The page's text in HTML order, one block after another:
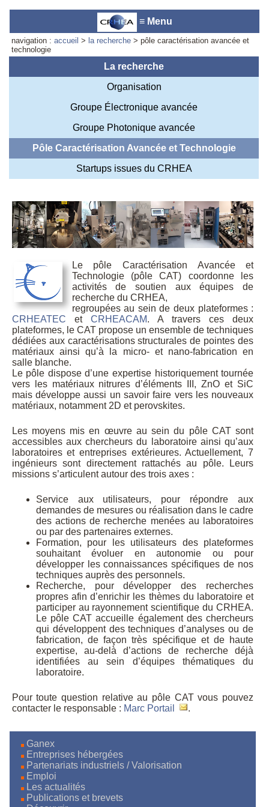
≡ Menu
navigation :accueil > la recherche > pôle caractérisation avancée et
technologie
La recherche
Organisation
Groupe Électronique avancée
Groupe Photonique avancée
Pôle Caractérisation Avancée et Technologie
Startups issues du CRHEA
Le pôle Caractérisation Avancée et
Technologie (pôle CAT) coordonne les
activités de soutien aux équipes de
recherche du CRHEA,
regroupées au sein de deux plateformes :
CRHEATEC et CRHEACAM. A travers ces deux
plateformes, le CAT propose un ensemble de techniques
dédiées aux caractérisations structurales de pointes des
matériaux ainsi qu’à la micro- et nano-fabrication en
salle blanche.
Le pôle dispose d’une expertise historiquement tournée
vers les matériaux nitrures d’éléments III, ZnO et SiC
mais développe aussi un savoir faire vers les nouveaux
matériaux, notamment 2D et perovskites.
Les moyens mis en œuvre au sein du pôle CAT sont
accessibles aux chercheurs du laboratoire ainsi qu’aux
laboratoires et entreprises extérieures. Actuellement, 7
ingénieurs sont directement rattachés au pôle. Leurs
missions s’articulent autour des trois axes :
Service aux utilisateurs, pour répondre aux
demandes de mesures ou réalisation dans le cadre
des actions de recherche menées au laboratoires
ou par des partenaires externes.
Formation, pour les utilisateurs des plateformes
souhaitant évoluer en autonomie ou pour
développer les connaissances spécifiques de nos
techniques auprès des personnels.
Recherche, pour développer des recherches
propres afin d’enrichir les thèmes du laboratoire et
participer au rayonnement scientifique du CRHEA.
Le pôle CAT accueille également des chercheurs
qui développent des techniques d’analyses ou de
fabrication, de façon très spécifique et de haute
expertise, au-delà d’actions de recherche déjà
identifiées au sein d’équipes thématiques du
laboratoire.
Pour toute question relative au pôle CAT vous pouvez
contacter le responsable : Marc Portail .
Ganex
Entreprises hébergées
Partenariats industriels / Valorisation
Emploi
Les actualités
Publications et brevets
Accueil du laboratoire :
Marie Cornuet
Téléphone: +33 4 93 95 42 00
Webmestre